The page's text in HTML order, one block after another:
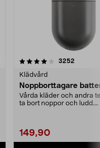
3252
Klädvård
Noppborttagare
Vårda kläder och andra
ta bort noppor och ludd.
149,90
4.5av 5 stjärnor